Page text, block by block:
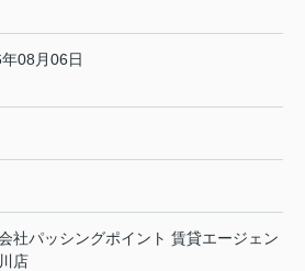
08月06日
社パッシングポイント 賃貸エージェン
店